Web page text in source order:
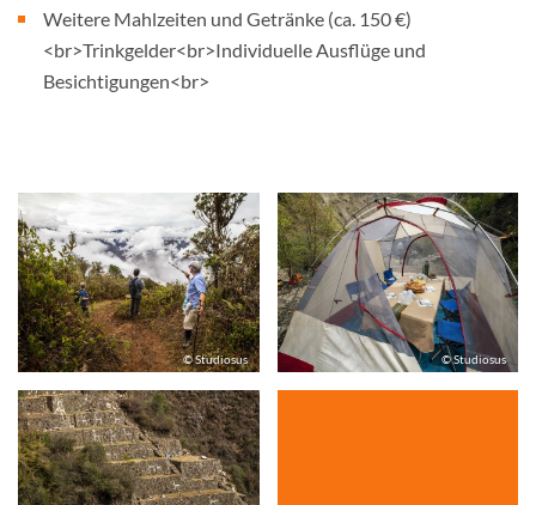
Weitere Mahlzeiten und Getränke (ca. 150 €)
<br>Trinkgelder<br>Individuelle Ausflüge und
Besichtigungen<br>
© Studiosus © Studiosus